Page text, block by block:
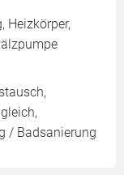
Heizkörper,
/ Badsanierung